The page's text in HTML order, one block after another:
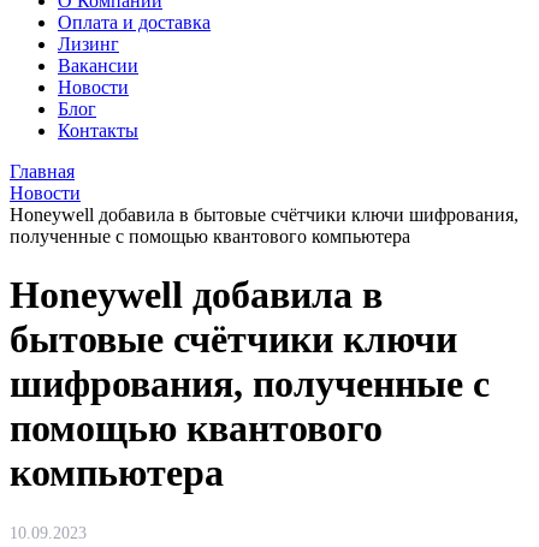
Оплата и доставка
Лизинг
Вакансии
Новости
Блог
Контакты
Главная
Новости
Honeywell добавила в бытовые счётчики ключи шифрования,
полученные с помощью квантового компьютера
Honeywell добавила в
бытовые счётчики ключи
шифрования, полученные с
помощью квантового
компьютера
10.09.2023